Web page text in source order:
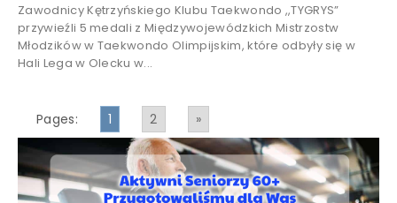
Zawodnicy Kętrzyńskiego Klubu Taekwondo ,,TYGRYS”
przywieźli 5 medali z Międzywojewódzkich Mistrzostw
Młodzików w Taekwondo Olimpijskim, które odbyły się w
Hali Lega w Olecku w...
Pages: 1 2 »